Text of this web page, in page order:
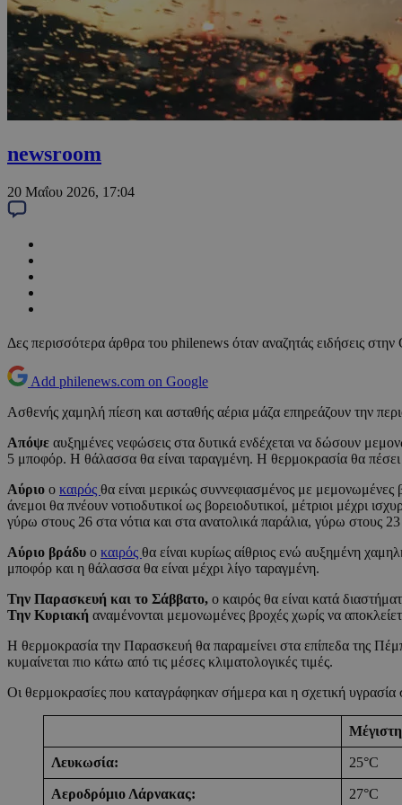
newsroom
20 Μαΐου 2026, 17:04
Δες περισσότερα άρθρα του philenews όταν αναζητάς ειδήσεις στην
Add philenews.com on Google
Ασθενής χαμηλή πίεση και ασταθής αέρια μάζα επηρεάζουν την
Απόψε αυξημένες νεφώσεις στα δυτικά ενδέχεται να δώσουν
5 μποφόρ. Η θάλασσα θα είναι ταραγμένη. Η θερμοκρασία θα
Αύριο ο καιρός θα είναι μερικώς συννεφιασμένος με μεμονωμένες
άνεμοι θα πνέουν νοτιοδυτικοί ως βορειοδυτικοί, μέτριοι μέχρι
γύρω στους 26 στα νότια και στα ανατολικά παράλια, γύρω στους
Αύριο βράδυ ο καιρός θα είναι κυρίως αίθριος ενώ αυξημένη
μποφόρ και η θάλασσα θα είναι μέχρι λίγο ταραγμένη.
Την Παρασκευή και το Σάββατο, ο καιρός θα είναι κατά
Την Κυριακή αναμένονται μεμονωμένες βροχές χωρίς να
Η θερμοκρασία την Παρασκευή θα παραμείνει στα επίπεδα της
κυμαίνεται πιο κάτω από τις μέσες κλιματολογικές τιμές.
Οι θερμοκρασίες που καταγράφηκαν σήμερα και η σχετική υγρασία
Λευκωσία: 25°C
Αεροδρόμιο Λάρνακας: 27°C